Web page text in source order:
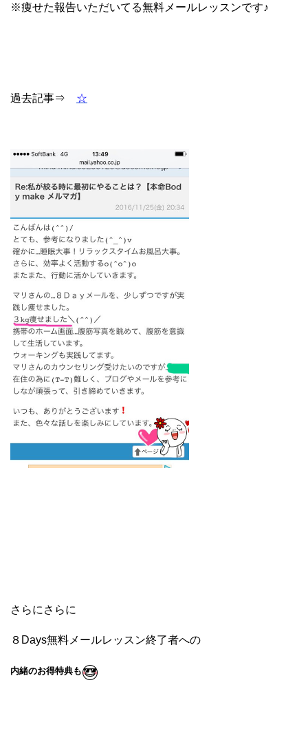
※痩せた報告いただいてる無料メールレッスンです♪
過去記事⇒ ☆
さらにさらに
８Days無料メールレッスン終了者への
内緒のお得特典も